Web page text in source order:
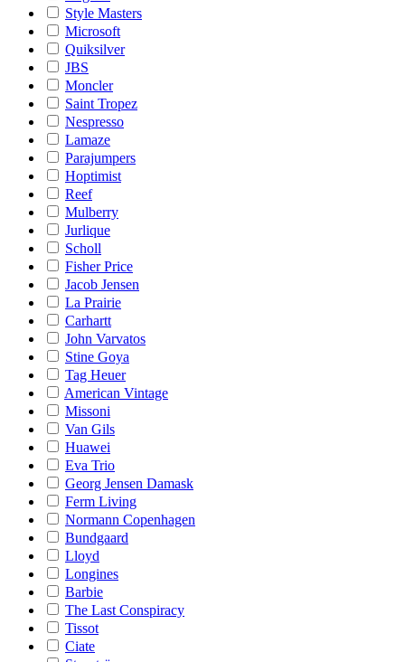
Style Masters
Microsoft
Quiksilver
JBS
Moncler
Saint Tropez
Nespresso
Lamaze
Parajumpers
Hoptimist
Reef
Mulberry
Jurlique
Scholl
Fisher Price
Jacob Jensen
La Prairie
Carhartt
John Varvatos
Stine Goya
Tag Heuer
American Vintage
Missoni
Van Gils
Huawei
Eva Trio
Georg Jensen Damask
Ferm Living
Normann Copenhagen
Bundgaard
Lloyd
Longines
Barbie
The Last Conspiracy
Tissot
Ciate